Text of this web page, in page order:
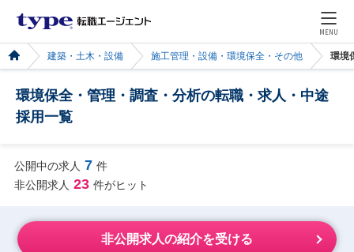
MENU
建築・土木・設備 施工管理・設備・環境保全・その他 環境
環境保全・管理・調査・分析の転職・求人・中途
採用一覧
公開中の求人 7 件
非公開求人 23 件がヒット
非公開求人の紹介を受ける